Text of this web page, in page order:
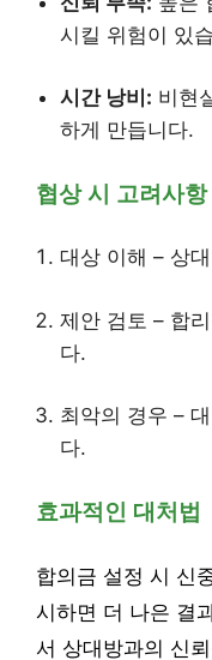
시킬 위험이 있
시간 낭비: 비현
하게 만듭니다.
협상 시 고려사항
대상 이해 – 상
제안 검토 – 합
다.
최악의 경우 –
다.
효과적인 대처법
합의금 설정 시 신
시하면 더 나은 결
서 상대방과의 신